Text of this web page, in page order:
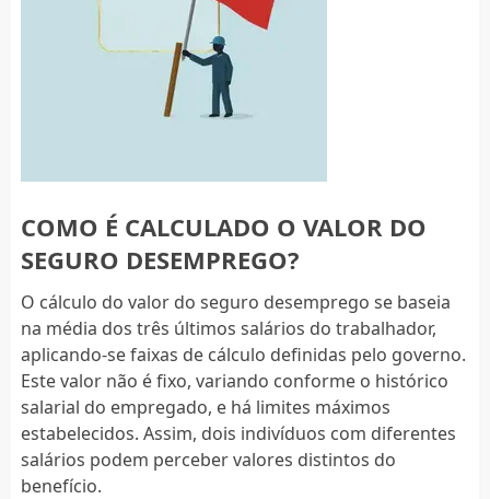
COMO É CALCULADO O VALOR DO
SEGURO DESEMPREGO?
O cálculo do valor do seguro desemprego se baseia
na média dos três últimos salários do trabalhador,
aplicando-se faixas de cálculo definidas pelo governo.
Este valor não é fixo, variando conforme o histórico
salarial do empregado, e há limites máximos
estabelecidos. Assim, dois indivíduos com diferentes
salários podem perceber valores distintos do
benefício.